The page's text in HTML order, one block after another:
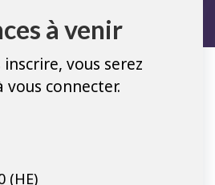
à venir
inscrire, vous serez
vous connecter.
(HE)